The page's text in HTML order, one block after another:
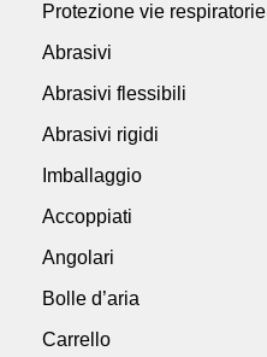
Protezione vie respiratorie
Abrasivi
Abrasivi flessibili
Abrasivi rigidi
Imballaggio
Accoppiati
Angolari
Bolle d’aria
Carrello